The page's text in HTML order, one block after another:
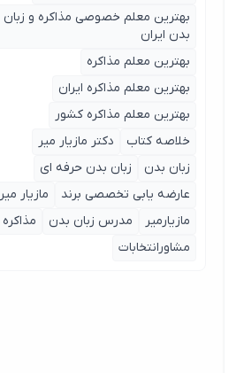
بهترین معلم خصوصی مذاکره و زبان
بدن ایران
بهترین معلم مذاکره
بهترین معلم مذاکره ایران
بهترین معلم مذاکره کشور
خلاصه کتاب
دکتر مازیار میر
زبان بدن
زبان بدن حرفه ای
عارضه یابی تخصصی برند
مازیار میر
مازیارمیر
مدرس زبان بدن
مذاکره
مشاورانتخابات